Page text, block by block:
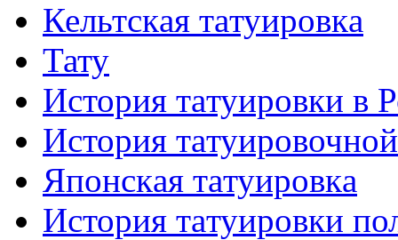
Кельтскaя тaтуировкa
Тату
История тaтуировки в
История
Японскaя тaтуировкa
История тaтуировки